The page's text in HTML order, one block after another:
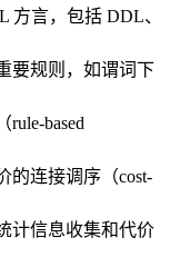
方言，包括 DDL、
要规则，如谓词下
based
的连接调序（cost-
计信息收集和代价